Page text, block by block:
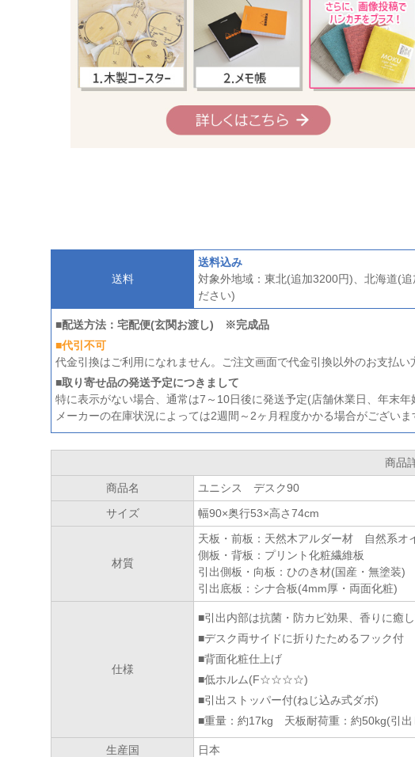
送料
送料込み
対象外地域：東北(追加3200円)、北海道(
ださい)
■配送方法：宅配便(玄関お渡し) ※完成品
■代引不可
代金引換はご利用になれません。ご注文画面で代金引換以外のお支払い
■取り寄せ品の発送予定につきまして
特に表示がない場合、通常は7～10日後に発送予定(店舗休業日、年末年
メーカーの在庫状況によっては2週間～2ヶ月程度かかる場合がございま
商品
商品名
ユニシス デスク90
サイズ
幅90×奥行53×高さ74cm
材質
天板・前板：天然木アルダー材 自然
側板・背板：プリント化粧繊維板
引出側板・向板：ひのき材(国産・無塗装)
引出底板：シナ合板(4mm厚・両面化粧)
仕様
■引出内部は抗菌・防カビ効果、香りに癒
■デスク両サイドに折りたためるフック付
■背面化粧仕上げ
■低ホルム(F☆☆☆☆)
■引出ストッパー付(ねじ込み式ダボ)
■重量：約17kg 天板耐荷重：約50kg(引出
生産国 日本